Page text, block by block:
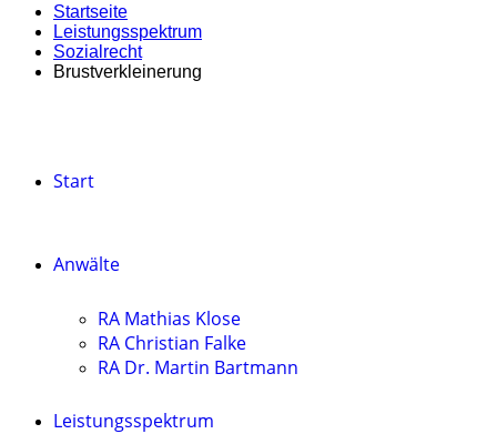
Startseite
Leistungsspektrum
Sozialrecht
Brustverkleinerung
Start
Anwälte
RA Mathias Klose
RA Christian Falke
RA Dr. Martin Bartmann
Leistungsspektrum